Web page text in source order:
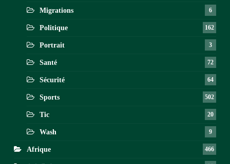
Migrations 6
Politique 162
Portrait 3
Santé 72
Sécurité 64
Sports 502
Tic 20
Wash 9
Afrique 466